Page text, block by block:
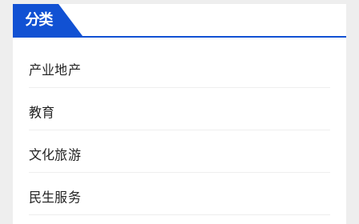
分类
产业地产
教育
文化旅游
民生服务